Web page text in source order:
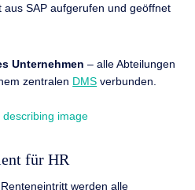
SAP aufgerufen und geöffnet
Unternehmen– alle Abteilungen
zentralen DMS verbunden.
für HR
werden alle